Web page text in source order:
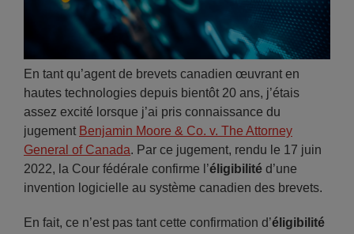
En tant qu’agent de brevets canadien œuvrant en
hautes technologies depuis bientôt 20 ans, j’étais
assez excité lorsque j’ai pris connaissance du
jugement Benjamin Moore & Co. v. The Attorney
General of Canada. Par ce jugement, rendu le 17 juin
2022, la Cour fédérale confirme l’éligibilité d’une
invention logicielle au système canadien des brevets.
En fait, ce n’est pas tant cette confirmation d’éligibilité